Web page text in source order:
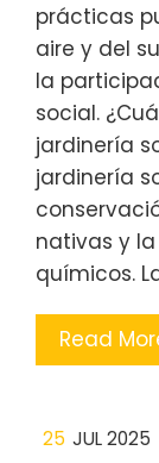
prácticas
aire y del
la
social.
jardinería
jardinería
nativas y
químicos.
Read
25 JUL 2025